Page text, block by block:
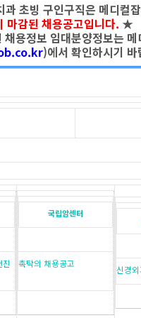
과 초빙 구인구직은 메디컬
마감된 채용공고입니다. ★
채용정보 임대분양정보는 메
)에서 확인하시기 바
국립암센터
촉탁의 채용공고
신경